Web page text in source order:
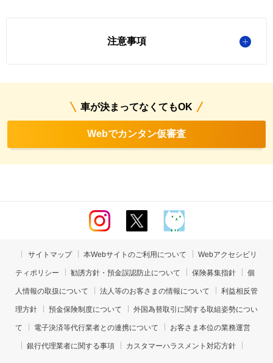
注意事項
車が決まってなくてもOK
Webでカンタン仮審査
サイトマップ 本Webサイトのご利用について Webアクセシビリ
ティポリシー 勧誘方針・預金誤認防止について 保険募集指針 個
人情報の取扱について 法人等のお客さまの情報について 利益相反管
理方針 預金保険制度について 外国為替取引に関する取組姿勢につい
て 電子決済等代行業者との連携について お客さま本位の業務運営
銀行代理業者に関する事項 カスタマーハラスメント対応方針